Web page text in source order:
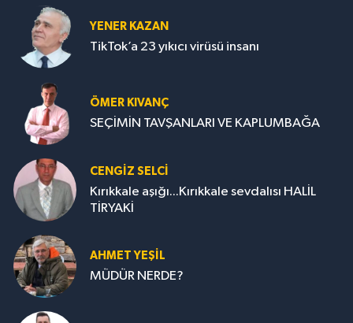
YENER KAZAN
TikTok’a 23 yıkıcı virüsü insanı
ÖMER KIVANÇ
SEÇİMİN TAVŞANLARI VE KAPLUMBAĞA
CENGİZ SELCİ
Kırıkkale aşığı...Kırıkkale sevdalısı HALİL
TİRYAKİ
AHMET YEŞİL
MÜDÜR NERDE?